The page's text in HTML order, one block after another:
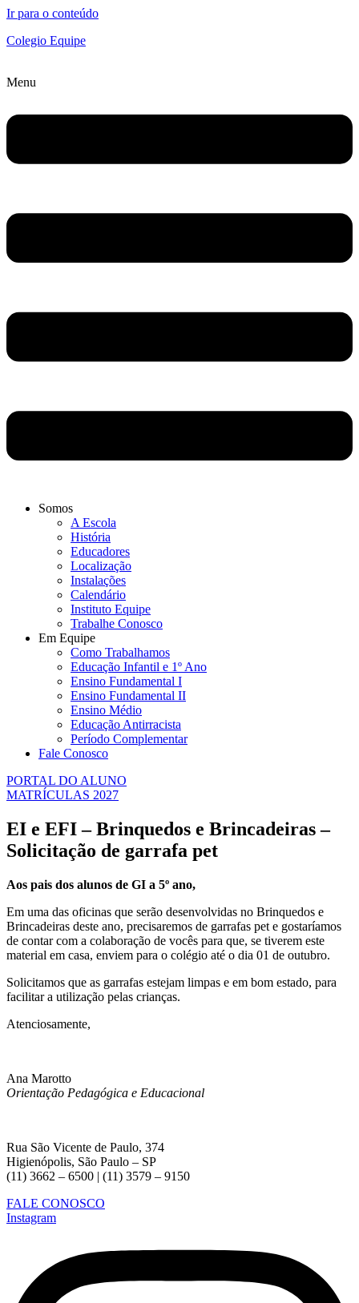
Ir para o conteúdo
Colegio Equipe
Menu
Somos
A Escola
História
Educadores
Localização
Instalações
Calendário
Instituto Equipe
Trabalhe Conosco
Em Equipe
Como Trabalhamos
Educação Infantil e 1º Ano
Ensino Fundamental I
Ensino Fundamental II
Ensino Médio
Educação Antirracista
Período Complementar
Fale Conosco
PORTAL DO ALUNO
MATRÍCULAS 2027
EI e EFI – Brinquedos e Brincadeiras –
Solicitação de garrafa pet
Aos pais dos alunos de GI a 5º ano,
Em uma das oficinas que serão desenvolvidas no Brinquedos e
Brincadeiras deste ano, precisaremos de garrafas pet e gostaríamos
de contar com a colaboração de vocês para que, se tiverem este
material em casa, enviem para o colégio até o dia 01 de outubro.
Solicitamos que as garrafas estejam limpas e em bom estado, para
facilitar a utilização pelas crianças.
Atenciosamente,
Ana Marotto
Orientação Pedagógica e Educacional
Rua São Vicente de Paulo, 374
Higienópolis, São Paulo – SP
(11) 3662 – 6500 | (11) 3579 – 9150
FALE CONOSCO
Instagram